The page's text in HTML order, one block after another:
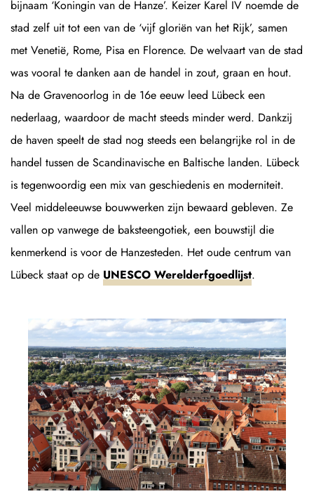
bijnaam ‘Koningin van de Hanze’. Keizer Karel IV noemde de
stad zelf uit tot een van de ‘vijf gloriën van het Rijk’, samen
met Venetië, Rome, Pisa en Florence. De welvaart van de stad
was vooral te danken aan de handel in zout, graan en hout.
Na de Gravenoorlog in de 16e eeuw leed Lübeck een
nederlaag, waardoor de macht steeds minder werd. Dankzij
de haven speelt de stad nog steeds een belangrijke rol in de
handel tussen de Scandinavische en Baltische landen. Lübeck
is tegenwoordig een mix van geschiedenis en moderniteit.
Veel middeleeuwse bouwwerken zijn bewaard gebleven. Ze
vallen op vanwege de baksteengotiek, een bouwstijl die
kenmerkend is voor de Hanzesteden. Het oude centrum van
Lübeck staat op de UNESCO Werelderfgoedlijst.